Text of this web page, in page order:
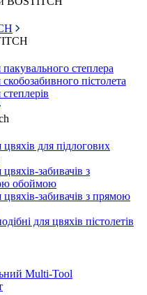
степлера
пістолета
для підлогових
забивачів з
обоймою
забивачів з прямою
для цвяхів пістолетів
Multi-Tool